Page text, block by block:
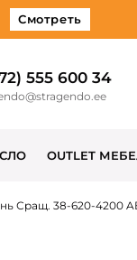
Смотреть
555 600 34
OUTLET
Сращ. 38-620-4200